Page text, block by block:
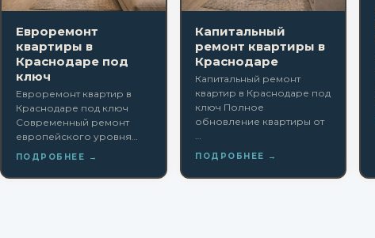
Евроремонт
квартиры в
Краснодаре под
ключ
Евроремонт квартир в
Краснодаре под ключ
Современный ремонт
европейского уровня…
ПОДРОБНЕЕ →
Капитальный
ремонт квартиры в
Краснодаре
Капитальный ремонт
квартир в Краснодаре под
ключ Полное
обновление квартиры от
ПОДРОБНЕЕ →